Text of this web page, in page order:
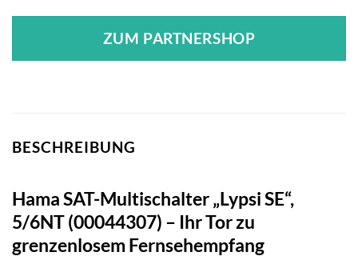
ZUM PARTNERSHOP
BESCHREIBUNG
Hama SAT-Multischalter „Lypsi SE“,
5/6NT (00044307) – Ihr Tor zu
grenzenlosem Fernsehempfang